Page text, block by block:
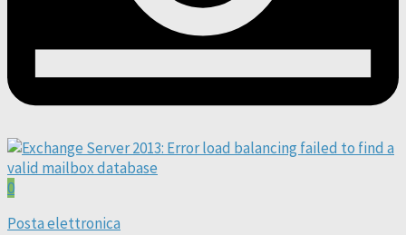
0
Posta elettronica